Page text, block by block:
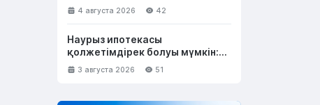
4 августа 2026 42
Наурыз ипотекасы
қолжетімдірек болуы мүмкін:
несие лимитін 50 млн теңгеге
дейін арттыру ұсынылды
3 августа 2026 51